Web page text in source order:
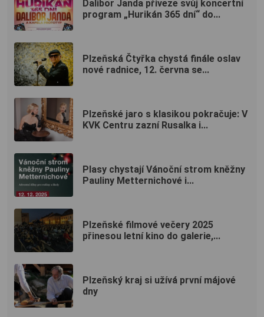
Dalibor Janda přiveze svůj koncertní
program „Hurikán 365 dní“ do...
Plzeňská Čtyřka chystá finále oslav
nové radnice, 12. června se...
Plzeňské jaro s klasikou pokračuje: V
KVK Centru zazní Rusalka i...
Plasy chystají Vánoční strom kněžny
Pauliny Metternichové i...
Plzeňské filmové večery 2025
přinesou letní kino do galerie,...
Plzeňský kraj si užívá první májové
dny